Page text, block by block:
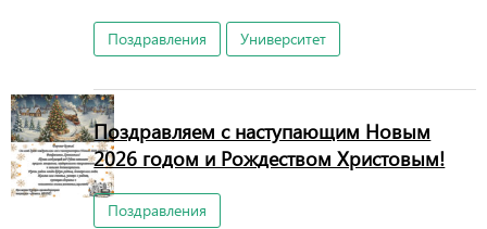
Поздравления Университет
Поздравляем с наступающим Новым
2026 годом и Рождеством Христовым!
Поздравления